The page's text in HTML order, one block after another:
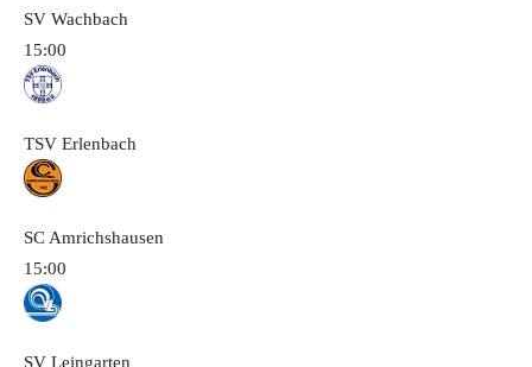
SV Wachbach
15:00
TSV Erlenbach
SC Amrichshausen
15:00
SV Leingarten